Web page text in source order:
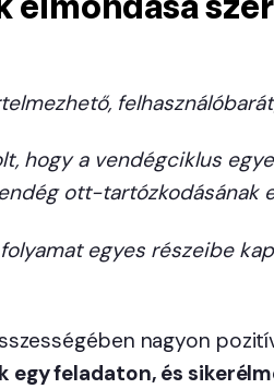
hogy a vendégciklus
ott-tartózkodásának
egyes részeibe
nagyon
egy feladaton, és